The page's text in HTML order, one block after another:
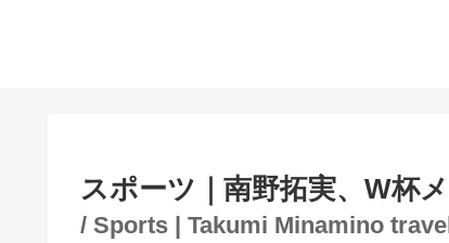
スポーツ｜南野拓実、W杯
/ Sports | Takumi Minamino